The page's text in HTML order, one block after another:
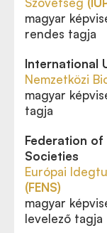
magyar
rendes tagja
International
Nemzetközi
magyar
tagja
Federation of
Societies
Európai
(FENS)
magyar
levelező tagja